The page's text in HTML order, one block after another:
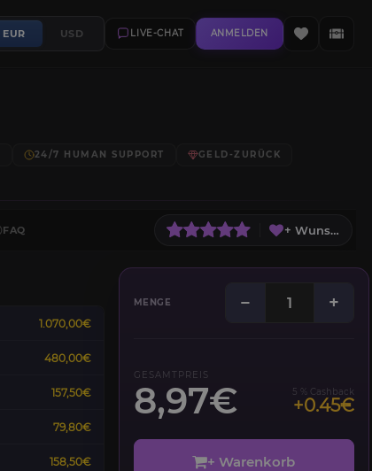
EUR USD LIVE-CHAT ANMELDEN
24/7 HUMAN SUPPORT
GELD-ZURÜCK
FAQ + Wunschliste
1.070,00€
480,00€
157,50€
79,80€
158,50€
MENGE − +
GESAMTPREIS
8,97€ 5 % Cashback
+0.45€
+ Warenkorb